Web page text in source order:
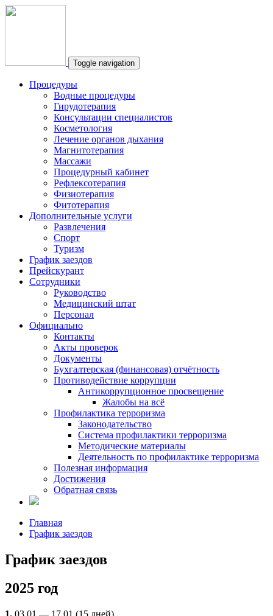
Toggle navigation
Процедуры
Водные процедуры
Гирудотерапия
Консультации специалистов
Косметология
Лечение органов дыхания
Магнитотерапия
Массажи
Процедурный кабинет
Рефлексотерапия
Физиотерапия
Фитотерапия
Дополнительные услуги
Развлечения
Спорт
Туризм
График заездов
Прейскурант
Сотрудники
Руководство
Медицинский штат
Персонал
Официально
Контакты
Акты проверок
Документы
Бухгалтерская (финансовая) отчётность
Противодействие коррупции
Антикоррупционное просвещение
Жалобы на всё
Профилактика терроризма
Законодательство
Система профилактики терроризма
Методические материалы
Деятельность по профилактике терроризма
Полезная информация
Достижения
Обратная связь
Главная
График заездов
График заездов
2025 год
1. 03.01 — 17.01 (15 дней)